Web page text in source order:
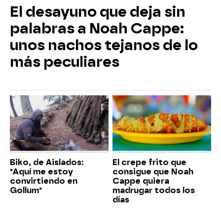
El desayuno que deja sin
palabras a Noah Cappe:
unos nachos tejanos de lo
más peculiares
Biko, de Aislados:
"Aquí me estoy
convirtiendo en
Gollum"
El crepe frito que
consigue que Noah
Cappe quiera
madrugar todos los
días